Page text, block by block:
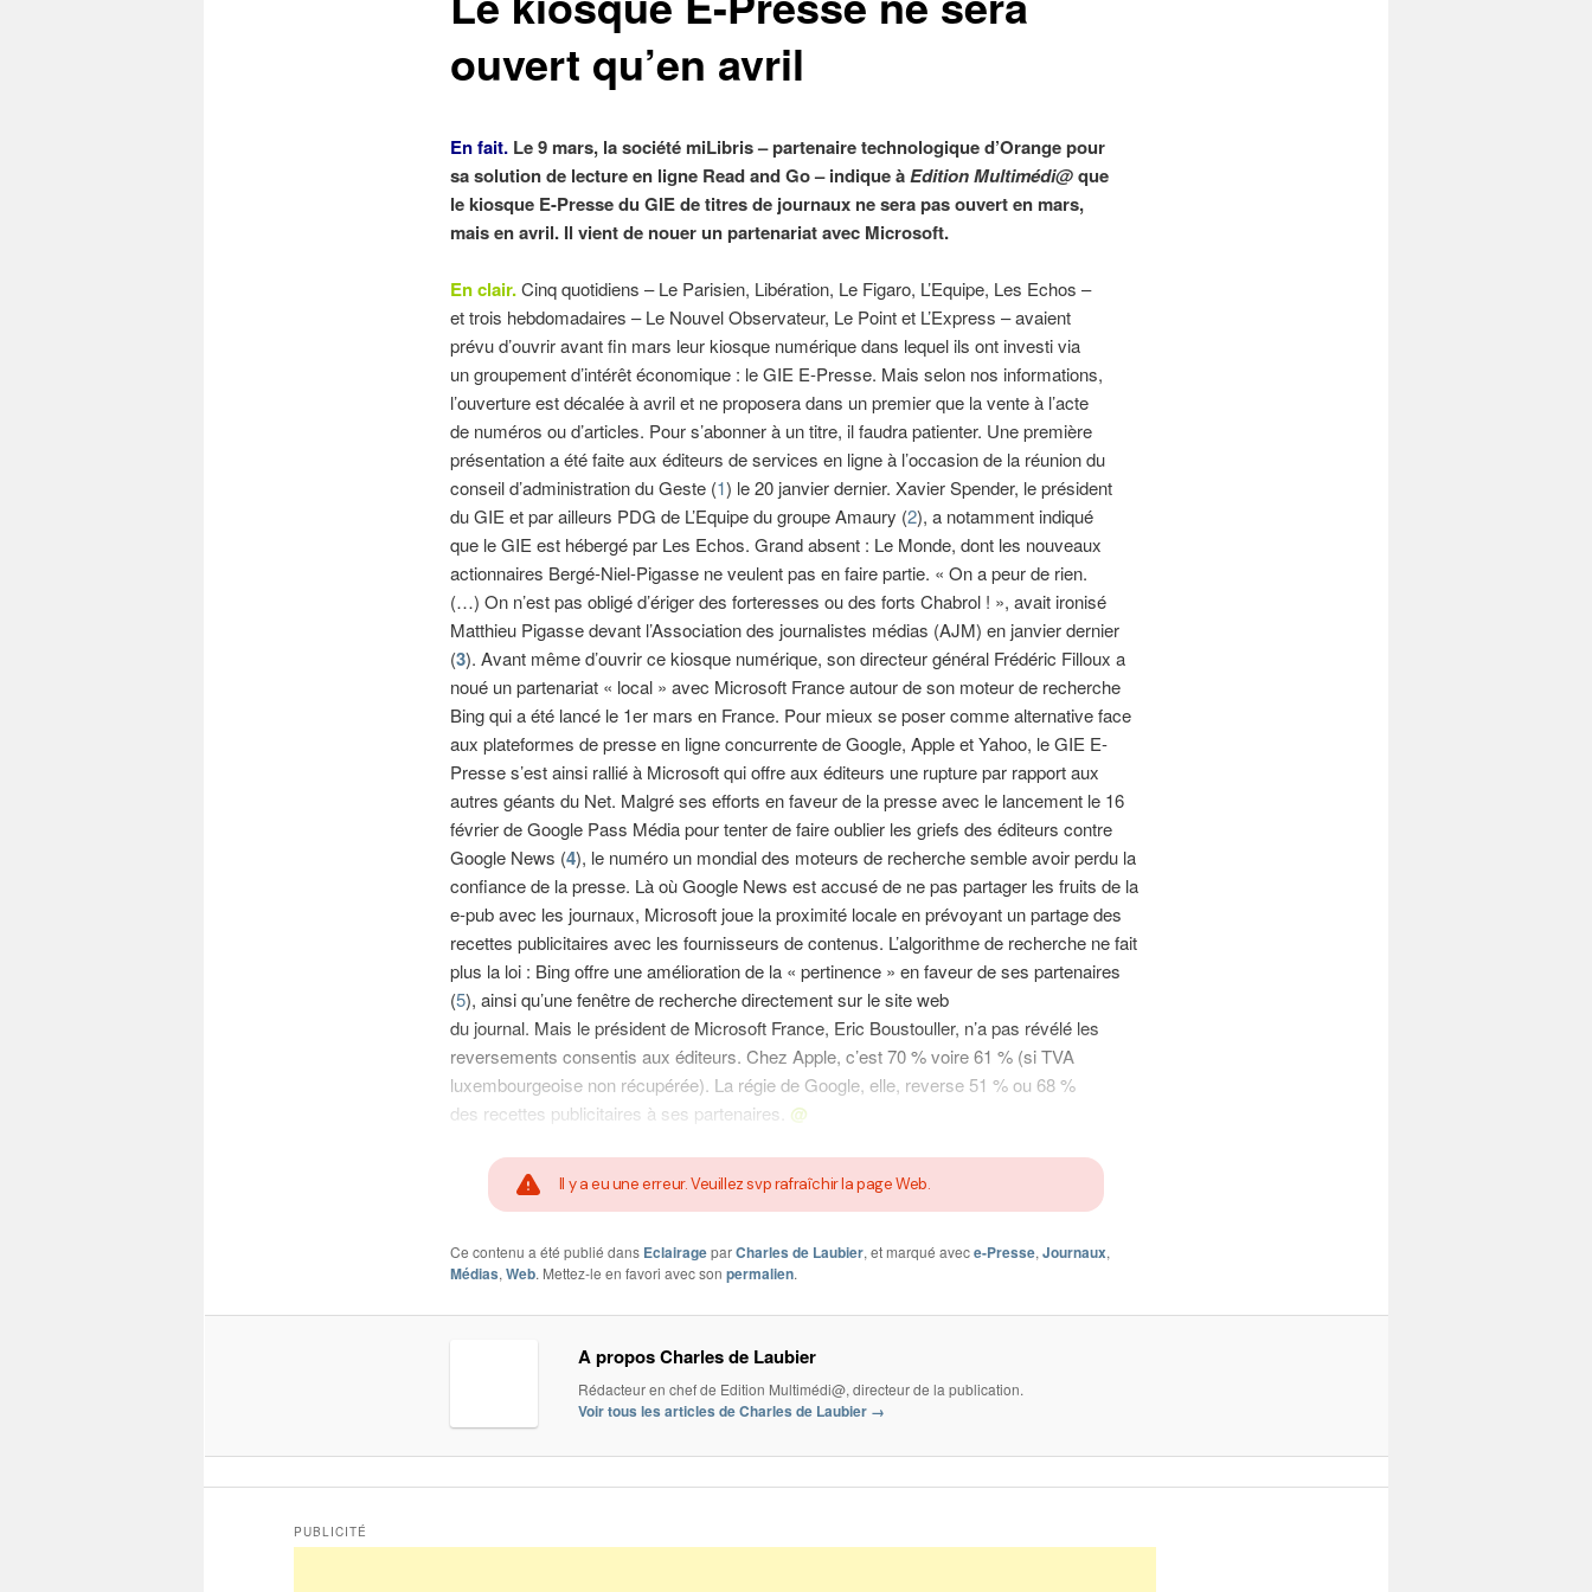
ouvert qu’en avril
En fait.Le 9 mars, la société miLibris – partenaire technologique d’Orange pour
sa solution de lecture en ligne Read and Go – indique àEdition Multimédi@que
le kiosque E-Presse du GIE de titres de journaux ne sera pas ouvert en mars,
mais en avril. Il vient de nouer un partenariat avec Microsoft.
En clair.Cinq quotidiens – Le Parisien, Libération, Le Figaro, L’Equipe, Les Echos –
et trois hebdomadaires – Le Nouvel Observateur, Le Point et L’Express – avaient
prévu d’ouvrir avant fin mars leur kiosque numérique dans lequel ils ont investi via
un groupement d’intérêt économique : le GIE E-Presse. Mais selon nos informations,
l’ouverture est décalée à avril et ne proposera dans un premier que la vente à l’acte
de numéros ou d’articles. Pour s’abonner à un titre, il faudra patienter. Une première
présentation a été faite aux éditeurs de services en ligne à l’occasion de la réunion du
conseil d’administration du Geste (1) le 20 janvier dernier. Xavier Spender, le président
du GIE et par ailleurs PDG de L’Equipe du groupe Amaury (2), a notamment indiqué
que le GIE est hébergé par Les Echos. Grand absent : Le Monde, dont les nouveaux
actionnaires Bergé-Niel-Pigasse ne veulent pas en faire partie. « On a peur de rien.
(…) On n’est pas obligé d’ériger des forteresses ou des forts Chabrol ! », avait ironisé
Matthieu Pigasse devant l’Association des journalistes médias (AJM) en janvier dernier
(3). Avant même d’ouvrir ce kiosque numérique, son directeur général Frédéric Filloux a
noué un partenariat « local » avec Microsoft France autour de son moteur de recherche
Bing qui a été lancé le 1er mars en France. Pour mieux se poser comme alternative face
aux plateformes de presse en ligne concurrente de Google, Apple et Yahoo, le GIE E-
Presse s’est ainsi rallié à Microsoft qui offre aux éditeurs une rupture par rapport aux
autres géants du Net. Malgré ses efforts en faveur de la presse avec le lancement le 16
février de Google Pass Média pour tenter de faire oublier les griefs des éditeurs contre
Google News (4), le numéro un mondial des moteurs de recherche semble avoir perdu la
confiance de la presse. Là où Google News est accusé de ne pas partager les fruits de la
e-pub avec les journaux, Microsoft joue la proximité locale en prévoyant un partage des
recettes publicitaires avec les fournisseurs de contenus. L’algorithme de recherche ne fait
plus la loi : Bing offre une amélioration de la « pertinence » en faveur de ses partenaires
(5), ainsi qu’une fenêtre de recherche directement sur le site web
du journal. Mais le président de Microsoft France, Eric Boustouller, n’a pas révélé les
reversements consentis aux éditeurs. Chez Apple, c’est 70 % voire 61 % (si TVA
luxembourgeoise non récupérée). La régie de Google, elle, reverse 51 % ou 68 %
des recettes publicitaires à ses partenaires. @
Il y a eu une erreur. Veuillez svp rafraîchir la page Web.
Ce contenu a été publié dans EclairageparCharles de Laubier, et marqué avece-Presse, Journaux,
Médias, Web. Mettez-le en favori avec son permalien.
A propos Charles de Laubier
Rédacteur en chef de Edition Multimédi@, directeur de la publication.
Voir tous les articles de Charles de Laubier →
PUBLICITÉ